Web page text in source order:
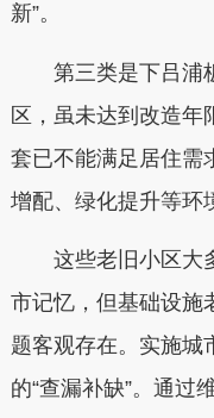
新”。
第三类是下吕浦板
区，虽未达到改造年
套已不能满足居住需
增配、绿化提升等环
这些老旧小区大多
市记忆，但基础设施
题客观存在。实施城
的“查漏补缺”。通过